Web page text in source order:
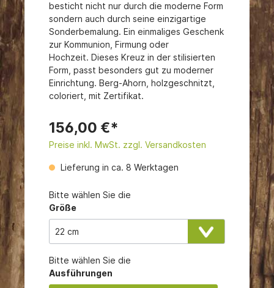
besticht nicht nur durch die moderne Form
sondern auch durch seine einzigartige
Sonderbemalung. Ein einmaliges Geschenk
zur Kommunion, Firmung oder
Hochzeit. Dieses Kreuz in der stilisierten
Form, passt besonders gut zu moderner
Einrichtung. Berg-Ahorn, holzgeschnitzt,
coloriert, mit Zertifikat.
156,00 €*
Preise inkl. MwSt. zzgl. Versandkosten
Lieferung in ca. 8 Werktagen
Bitte wählen Sie die
Größe
Bitte wählen Sie die
Ausführungen